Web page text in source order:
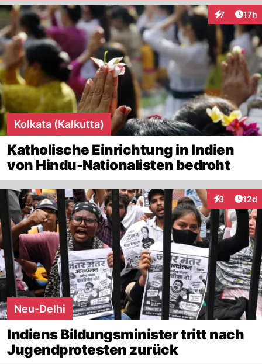
7 17h
Kolkata (Kalkutta)
Katholische Einrichtung in Indien
von Hindu-Nationalisten bedroht
3
Interaktionen
12d
Neu-Delhi
Indiens Bildungsminister tritt nach
Jugendprotesten zurück